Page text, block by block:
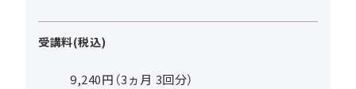
受講料(税込)
9,240円（3ヵ月 3回分）